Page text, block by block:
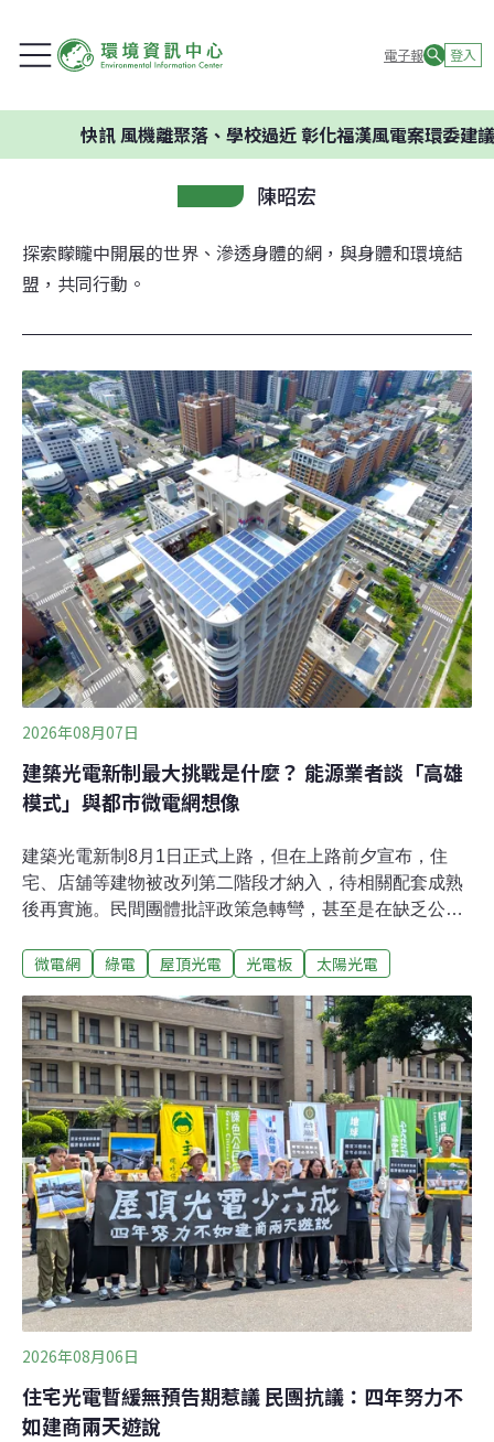
電子報 登入
風機離聚落、學校過近 彰化福漢風電案環委建議不應開發
陳昭宏
探索矇矓中開展的世界、滲透身體的網，與身體和環境結
盟，共同行動。
2026年08月07日
建築光電新制最大挑戰是什麼？ 能源業者談「高雄
模式」與都市微電網想像
建築光電新制8月1日正式上路，但在上路前夕宣布，住
宅、店舖等建物被改列第二階段才納入，待相關配套成熟
後再實施。民間團體批評政策急轉彎，甚至是在缺乏公共
軒甫接受《環境資訊中心》專訪表示，新制轉彎可能是
最大的挑戰，在於建商普遍缺乏相關經驗。過去高雄模式
由光電廠商出錢建置並負責到底，但新制下光電廠商大多
只能轉為受託的施工廠商，既有運作方式也隨之改變。儘
管如此，他認為只要在設計與施工階段選對專業業者，後
續維運並不複雜。若制度能持續推動，住宅光電不僅可帶
動專業維運市場發展，也有助於建構都市微電網、提升能
源韌性。住宅光電踩煞車 高雄怎麼走出自己的模式？建築
光電新制1日上路，建物面積達1000平方公尺以上的新
建、增建或改建建物，每20平方公尺須設置1kW太陽光電
設備，預估每年可新增約660MW裝置容量。然
微電網 綠電 屋頂光電 光電板 太陽光電
2026年08月06日
住宅光電暫緩無預告期惹議 民團抗議：四年努力不
如建商兩天遊說